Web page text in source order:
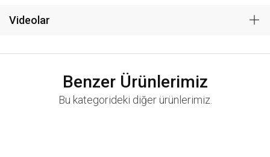
Videolar
Benzer Ürünlerimiz
Bu kategorideki diğer ürünlerimiz.